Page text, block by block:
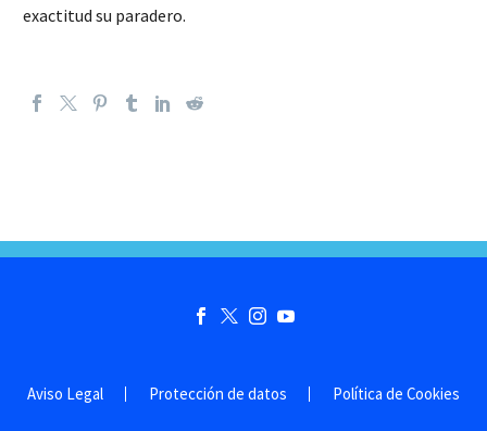
exactitud su paradero.
Aviso Legal Protección de datos Política de Cookies